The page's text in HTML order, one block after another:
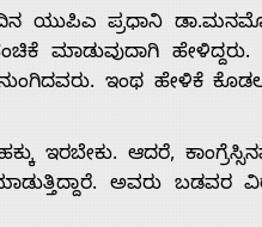
ಯುಪಿಎ ಪ್ರಧಾನಿ
ಮಾಡುವುದಾಗಿ
ಇಂಥ ಹೇಳಿಕೆ
ಇರಬೇಕು. ಆದರೆ,
ಅವರು ಬಡವರ